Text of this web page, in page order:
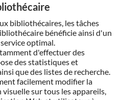
bibliothécaires, les tâches
bénéficie ainsi d'un
optimal.
d'effectuer des
des statistiques et
que des listes de recherche.
facilement modifier la
sur tous les appareils,